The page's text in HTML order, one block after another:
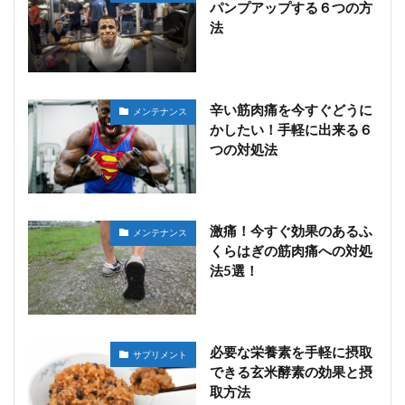
パンプアップする６つの方
法
メンテナンス
辛い筋肉痛を今すぐどうに
かしたい！手軽に出来る６
つの対処法
メンテナンス
激痛！今すぐ効果のあるふ
くらはぎの筋肉痛への対処
法5選！
サプリメント
必要な栄養素を手軽に摂取
できる玄米酵素の効果と摂
取方法